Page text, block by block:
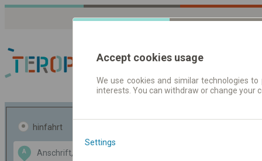
Fahrplandaten |
hinfahrt
A
Data CC-BY-SA
Accept cookies usage
We use cookies and similar technologies
interests. You can withdraw or change
Settings